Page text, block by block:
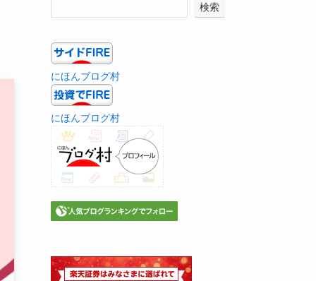
検索
にほんブログ村
にほんブログ村